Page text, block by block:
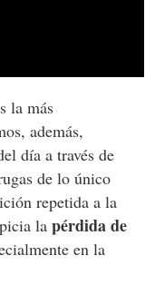
la más
además,
día a través de
de lo único
repetida a la
la pérdida de
en la